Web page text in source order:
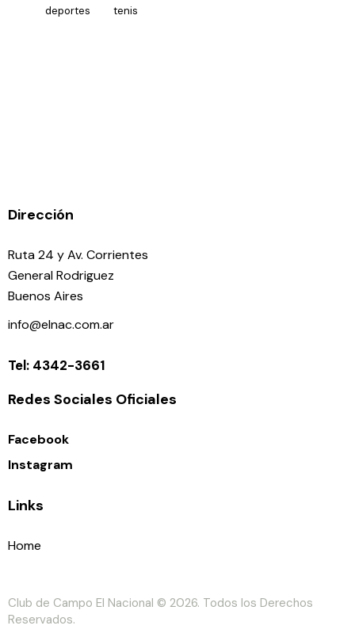
deportes
tenis
Dirección
Ruta 24 y Av. Corrientes
General Rodriguez
Buenos Aires
info@elnac.com.ar
Tel: 4342-3661
Redes Sociales Oficiales
Facebook
Instagram
Links
Home
Club de Campo El Nacional © 2026. Todos los Derechos
Reservados.